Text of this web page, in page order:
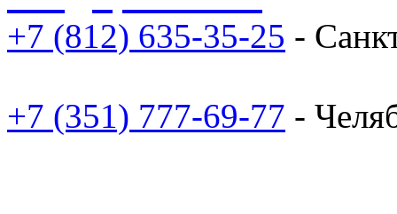
+7 (812) 635-35-25 -
+7 (351) 777-69-77 -